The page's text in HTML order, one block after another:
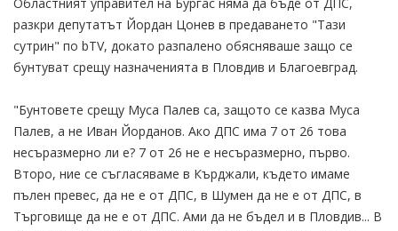
разкри депутатът Йордан Цонев в предаването "Тази
сутрин" по bTV, докато разпалено обясняваше защо се
бунтуват срещу назначенията в Пловдив и Благоевград.
"Бунтовете срещу Муса Палев са, защото се казва Муса
Палев, а не Иван Йорданов. Ако ДПС има 7 от 26 това
несъразмерно ли е? 7 от 26 не е несъразмерно, първо.
Второ, ние се съгласяваме в Кърджали, където имаме
пълен превес, да не е от ДПС, в Шумен да не е от ДПС, в
Търговище да не е от ДПС. Ами да не бъдел и в Пловдив... В